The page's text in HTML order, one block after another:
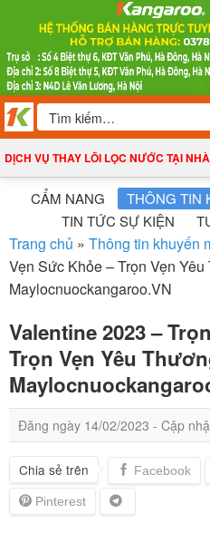
nội
dung
Tìm
kiếm:
DỊCH VỤ THAY LÕI LỌC NƯỚC TẠI NHÀ
CẨM NANG THÔNG TIN
TIN TỨC SỰ KIỆN
Trang chủ » Thông tin khuyến
Vẹn Sức Khỏe – Trọn Vẹn
Maylocnuockangaroo.VN
Valentine 2023 –
Trọn Vẹn Yêu
Đăng ngày 14/02/2023 - Cập
Chia sẻ trên